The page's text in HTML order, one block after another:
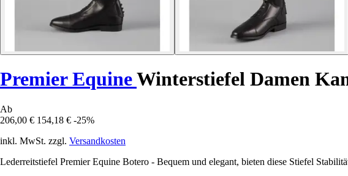
Premier EquineWinterstiefel Damen
Ab
206,00 € 154,18 € -25%
inkl. MwSt. zzgl. Versandkosten
Lederreitstiefel Premier Equine Botero - Bequem und elegant, bieten diese Stiefel